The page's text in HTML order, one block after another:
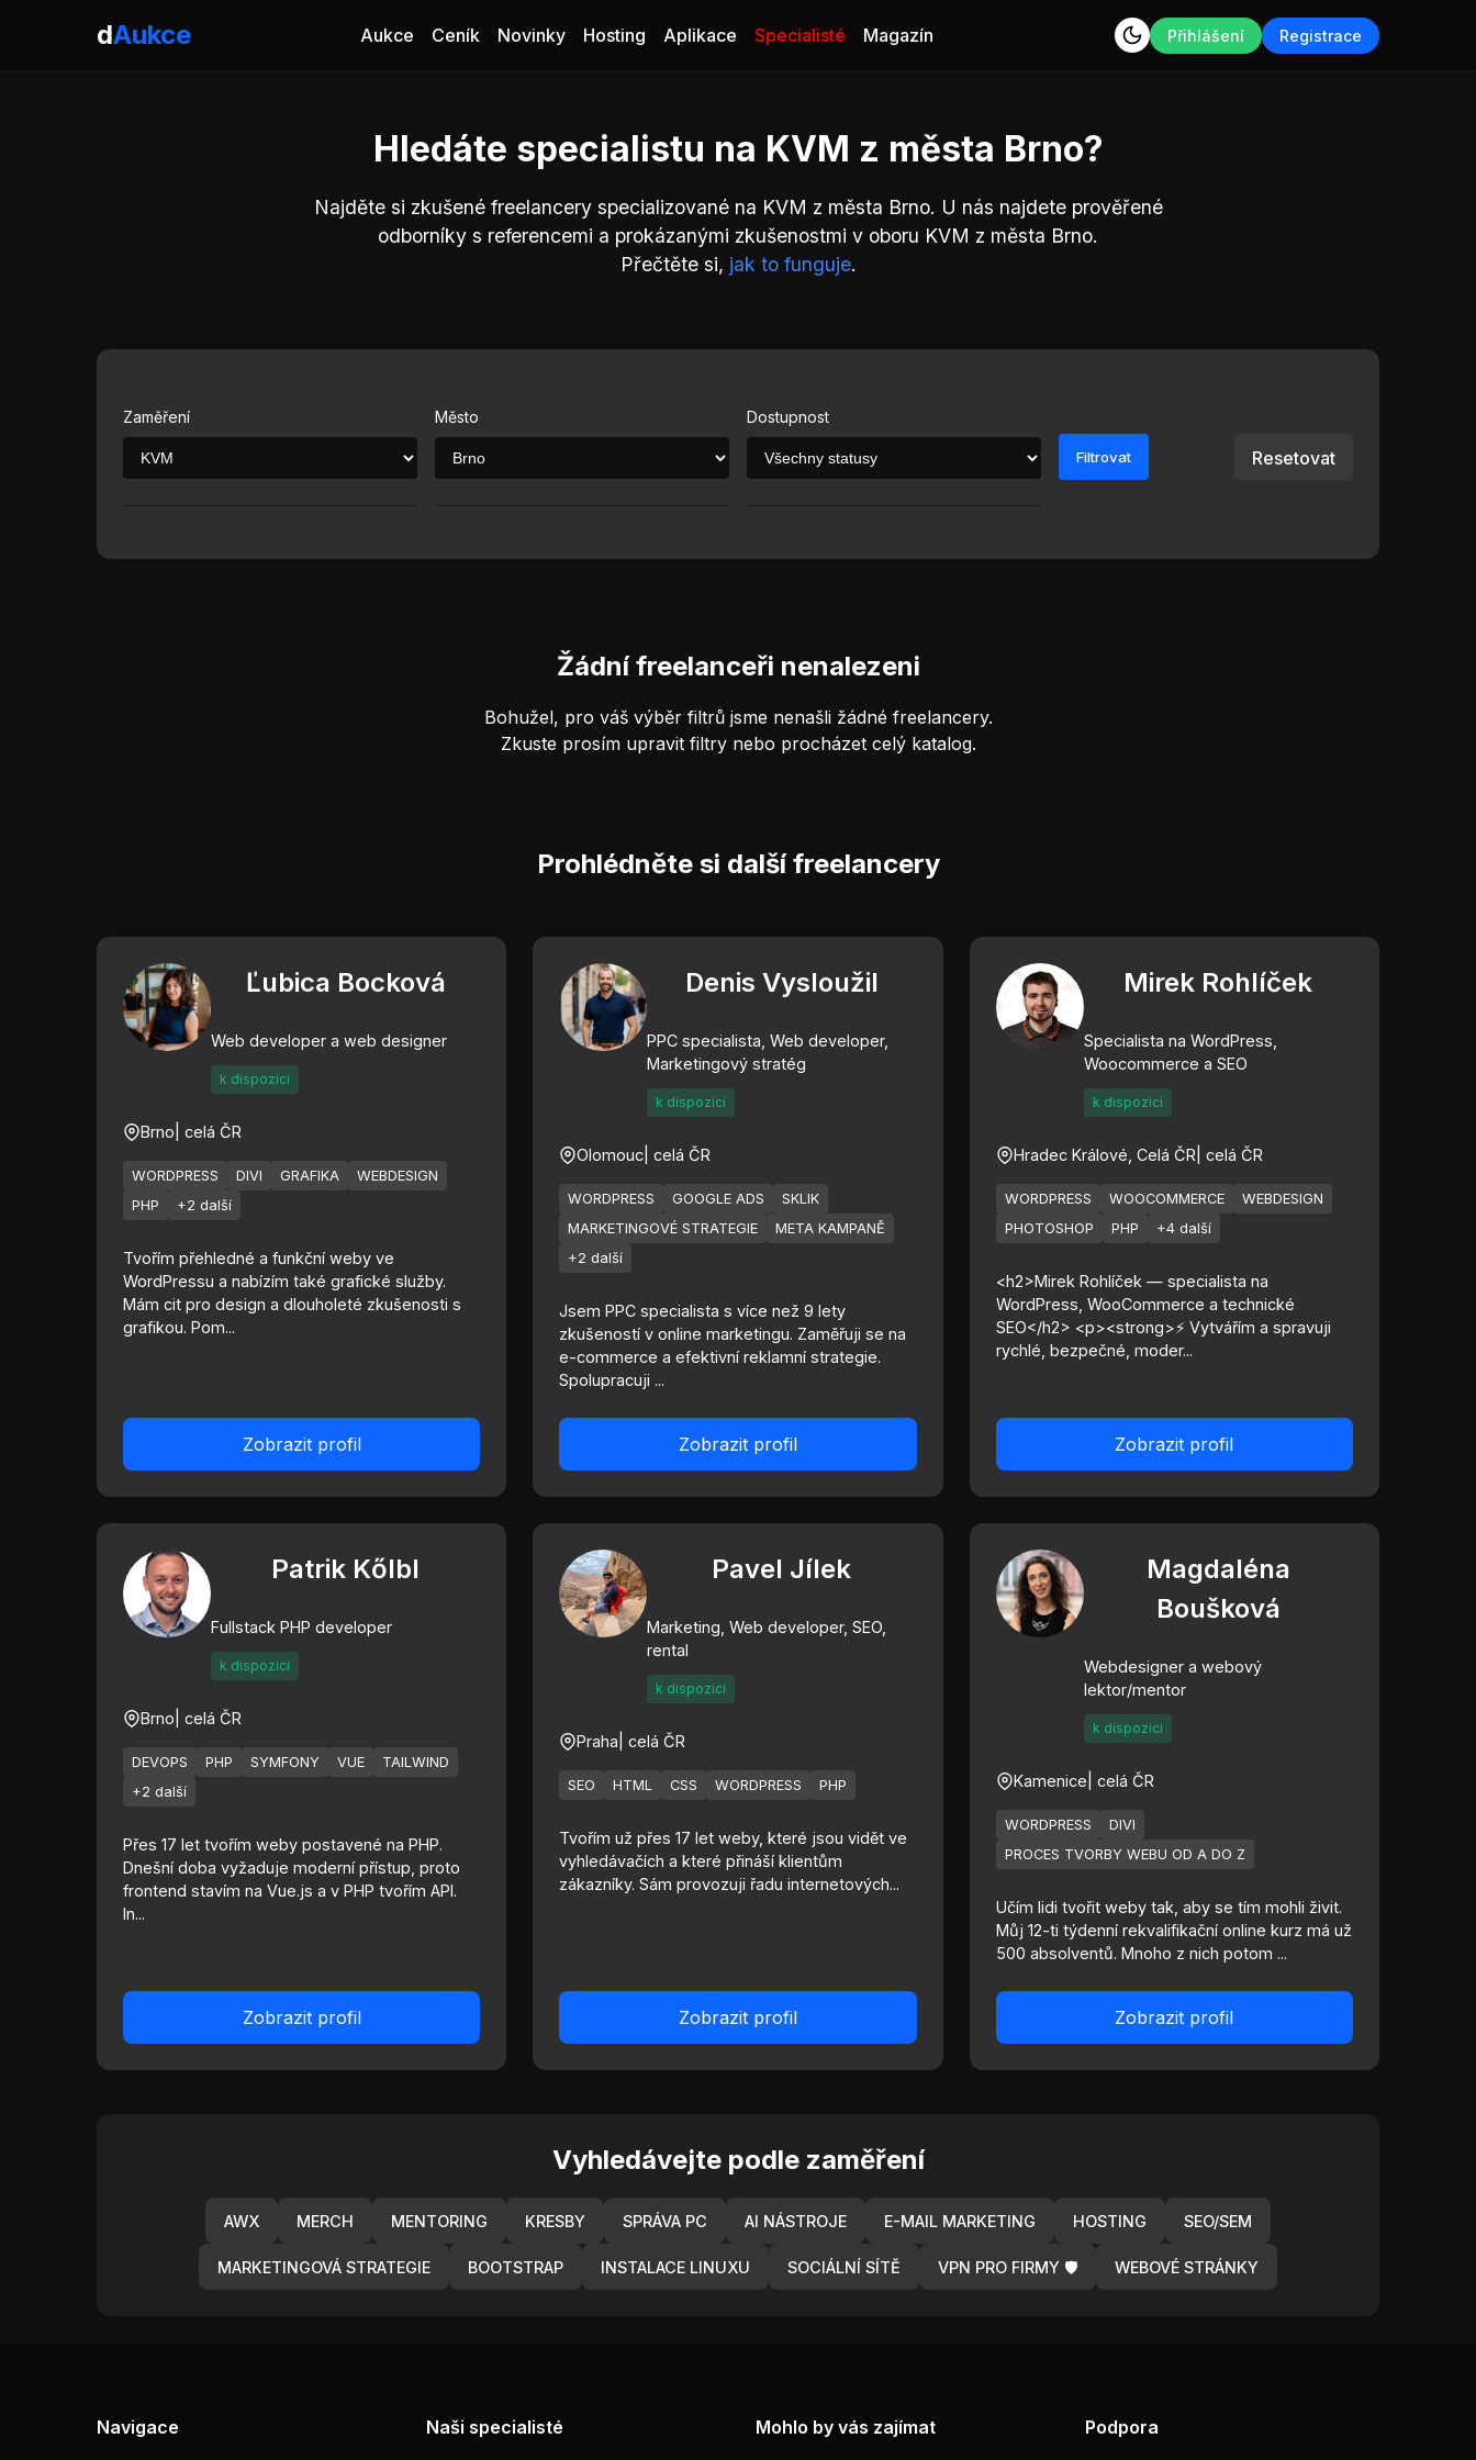
dAukce Aukce Ceník Novinky Hosting Aplikace Specialisté Magazín Přihlášení Registrace
Hledáte specialistu na KVM z města Brno?
Najděte si zkušené freelancery specializované na KVM z města Brno. U nás najdete prověřené
odborníky s referencemi a prokázanými zkušenostmi v oboru KVM z města Brno.
Přečtěte si, jak to funguje.
Zaměření Město Dostupnost
Filtrovat Resetovat
Žádní freelanceři nenalezeni
Bohužel, pro váš výběr filtrů jsme nenašli žádné freelancery.
Zkuste prosím upravit filtry nebo procházet celý katalog.
Prohlédněte si další freelancery
Ľubica Bocková
Web developer a web designer
k dispozici
Brno | celá ČR
WORDPRESS DIVI GRAFIKA
WEBDESIGN
PHP
+2 další
Tvořím přehledné a funkční weby ve
WordPressu a nabízím také grafické služby.
Mám cit pro design a dlouholeté zkušenosti s
grafikou. Pom...
Zobrazit profil
Denis Vysloužil
PPC specialista, Web developer,
Marketingový stratég
k dispozici
Olomouc | celá ČR
WORDPRESS GOOGLE ADS
SKLIK
MARKETINGOVÉ STRATEGIE
META KAMPANĚ
+2 další
Jsem PPC specialista s více než 9 lety
zkušeností v online marketingu. Zaměřuji se na
e-commerce a efektivní reklamní strategie.
Spolupracuji ...
Zobrazit profil
Mirek Rohlíček
Specialista na WordPress,
Woocommerce a SEO
k dispozici
Hradec Králové, Celá ČR | celá ČR
WORDPRESS WOOCOMMERCE
WEBDESIGN
PHOTOSHOP
PHP +4 další
<h2>Mirek Rohlíček — specialista na
WordPress, WooCommerce a technické
SEO</h2> <p><strong>⚡ Vytvářím a spravuji
rychlé, bezpečné, moder...
Zobrazit profil
Patrik Kőlbl
Fullstack PHP developer
k dispozici
Brno | celá ČR
DEVOPS PHP SYMFONY VUE
TAILWIND
+2 další
Přes 17 let tvořím weby postavené na PHP.
Dnešní doba vyžaduje moderní přístup, proto
frontend stavím na Vue.js a v PHP tvořím API.
In...
Zobrazit profil
Pavel Jílek
Marketing, Web developer, SEO,
rental
k dispozici
Praha | celá ČR
SEO HTML CSS WORDPRESS PHP
Tvořím už přes 17 let weby, které jsou vidět ve
vyhledávačích a které přináší klientům
zákazníky. Sám provozuji řadu internetových...
Zobrazit profil
Magdaléna
Boušková
Webdesigner a webový
lektor/mentor
k dispozici
Kamenice | celá ČR
WORDPRESS
DIVI
PROCES TVORBY WEBU OD A DO Z
Učím lidi tvořit weby tak, aby se tím mohli živit.
Můj 12-ti týdenní rekvalifikační online kurz má už
500 absolventů. Mnoho z nich potom ...
Zobrazit profil
Vyhledávejte podle zaměření
AWX MERCH MENTORING KRESBY SPRÁVA PC AI NÁSTROJE E-MAIL MARKETING HOSTING SEO/SEM
MARKETINGOVÁ STRATEGIE BOOTSTRAP INSTALACE LINUXU SOCIÁLNÍ SÍTĚ VPN PRO FIRMY 🛡️ WEBOVÉ STRÁNKY
Navigace Naši specialisté Mohlo by vás zajímat Podpora